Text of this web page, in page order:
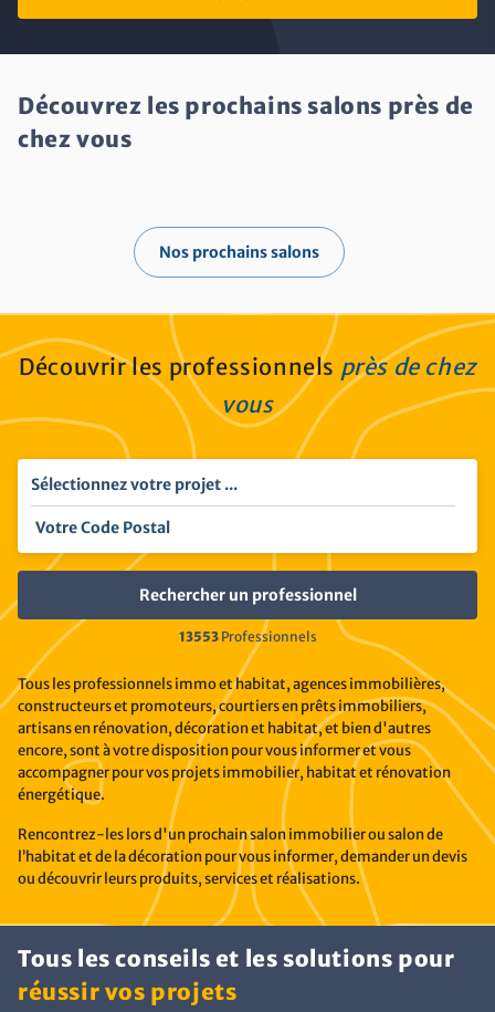
Aménager son extérieur
contact_support Etre conseillé
imagesearch_roller Equiper et décorer son intérieur
imagesearch_roller Equiper ou décorer son intérieur
construction Construire ou rénover son logement
Découvrez les prochains salons près de
chez vous
Nos prochains salons
Découvrir les professionnels près de chez
vous
Sélectionnez votre projet ...
13553Professionnels
Tous les professionnels immo et habitat, agences immobilières,
constructeurs et promoteurs, courtiers en prêts immobiliers,
artisans en rénovation, décoration et habitat, et bien d'autres
encore, sont à votre disposition pour vous informer et vous
accompagner pour vos projets immobilier, habitat et rénovation
énergétique.
Rencontrez-les lors d'un prochain salon immobilier ou salon de
l’habitat et de la décoration pour vous informer, demander un devis
ou découvrir leurs produits, services et réalisations.
Tous les conseils et les solutions pour
réussir vos projets